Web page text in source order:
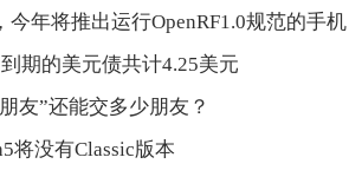
年将推出运行OpenRF1.0规范的手机
期的美元债共计4.25美元
友”还能交多少朋友？
将没有Classic版本